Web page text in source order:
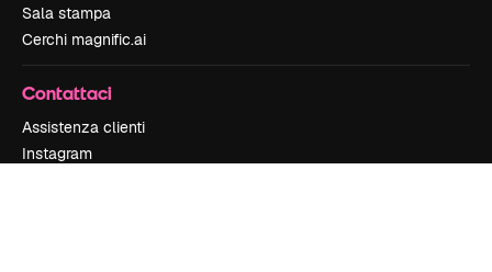
Sala stampa
Cerchi magnific.ai
Contattaci
Assistenza clienti
Instagram